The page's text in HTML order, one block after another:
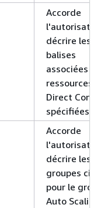
Accorde
décrire les
balises
associées
ressources
Direct
spécifiées.
Accorde
décrire les
groupes
pour le
Auto Scaling